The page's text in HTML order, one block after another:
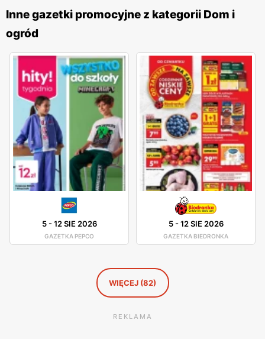
lokalizacjach na terenie całej Polski, co ułatwia dostęp do
szerokiej gamy produktów kuchennych i artykułów do
domu. Firma kładzie duży nacisk na jakość obsługi oraz
pomoc w wyborze odpowiednich produktów, oferując
fachowe doradztwo oraz porady dotyczące aranżacji
wnętrz. Dzięki temu
DUKA
zdobyła zaufanie i lojalność
wielu klientów. Produkty oferowane przezDUKA
charakteryzują się wysoką jakością, a szeroki asortyment
obejmuje zarówno popularne marki, jak i produkty własne,
które są dostępne w atrakcyjnychniskich cenach. Sieć
stawia na innowacyjność i ciągłe udoskonalanie swojej
oferty, aby sprostać oczekiwaniom klientów
poszukujących funkcjonalnych i estetycznych rozwiązań
kuchennych oraz domowych.
Inne gazetki promocyjne z kategorii Dom i
ogród
5-12 SIE 2026
GAZETKA PEPCO
5-12 SIE 2026
GAZETKA BIEDRONKA
WIĘCEJ (82)
REKLAMA